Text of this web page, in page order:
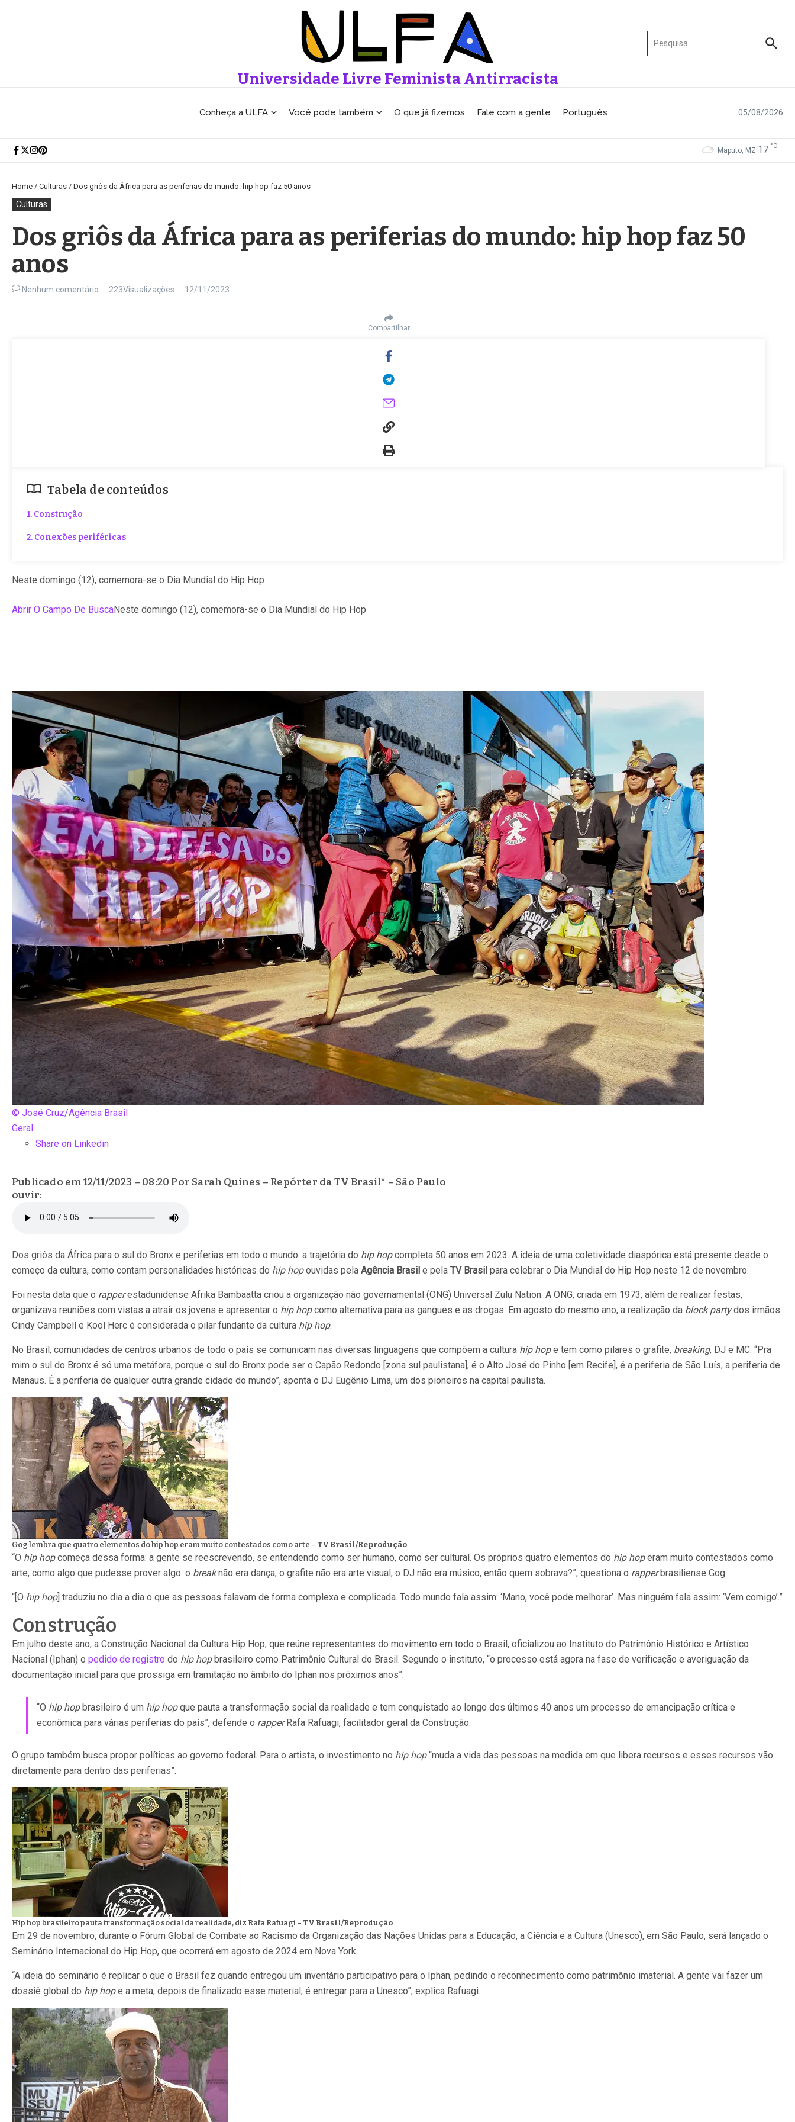
Universidade Livre Feminista Antirracista
Conheça a ULFA Você pode também O que já fizemos Fale com a gente Português 05/08/2026
Maputo, MZ 17 °C
Home / Culturas / Dos griôs da África para as periferias do mundo: hip hop faz 50 anos
Culturas
Dos griôs da África para as periferias do mundo: hip hop faz 50
anos
Nenhum comentário 223Visualizações 12/11/2023
Compartilhar
Tabela de conteúdos
1. Construção
2. Conexões periféricas
Neste domingo (12), comemora-se o Dia Mundial do Hip Hop
Abrir O Campo De BuscaNeste domingo (12), comemora-se o Dia Mundial do Hip Hop
© José Cruz/Agência Brasil
Geral
Share on Linkedin
Publicado em 12/11/2023 – 08:20 Por Sarah Quines – Repórter da TV Brasil* – São Paulo
ouvir:
Dos griôs da África para o sul do Bronx e periferias em todo o mundo: a trajetória do hip hopcompleta 50 anos em 2023. A ideia de uma coletividade diaspórica está presente desde o
começo da cultura, como contam personalidades históricas do hip hopouvidas pela Agência Brasil e pela TV Brasil para celebrar o Dia Mundial do Hip Hop neste 12 de novembro.
Foi nesta data que o rapperestadunidense Afrika Bambaatta criou a organização não governamental (ONG) Universal Zulu Nation. A ONG, criada em 1973, além de realizar festas,
organizava reuniões com vistas a atrair os jovens e apresentar o hip hopcomo alternativa para as gangues e as drogas. Em agosto do mesmo ano, a realização da block partydos irmãos
Cindy Campbell e Kool Herc é considerada o pilar fundante da cultura hip hop.
No Brasil, comunidades de centros urbanos de todo o país se comunicam nas diversas linguagens que compõem a cultura hip hope tem como pilares o grafite, breaking, DJ e MC. “Pra
mim o sul do Bronx é só uma metáfora, porque o sul do Bronx pode ser o Capão Redondo [zona sul paulistana], é o Alto José do Pinho [em Recife], é a periferia de São Luís, a periferia de
Manaus. É a periferia de qualquer outra grande cidade do mundo”, aponta o DJ Eugênio Lima, um dos pioneiros na capital paulista.
Gog lembra que quatro elementos do hip hop eram muito contestados como arte – TV Brasil/Reprodução
“O hip hopcomeça dessa forma: a gente se reescrevendo, se entendendo como ser humano, como ser cultural. Os próprios quatro elementos do hip hoperam muito contestados como
arte, como algo que pudesse prover algo: o breaknão era dança, o grafite não era arte visual, o DJ não era músico, então quem sobrava?”, questiona o rapperbrasiliense Gog.
“[O hip hop] traduziu no dia a dia o que as pessoas falavam de forma complexa e complicada. Todo mundo fala assim: ‘Mano, você pode melhorar’. Mas ninguém fala assim: ‘Vem comigo’.”
Construção
Em julho deste ano, a Construção Nacional da Cultura Hip Hop, que reúne representantes do movimento em todo o Brasil, oficializou ao Instituto do Patrimônio Histórico e Artístico
Nacional (Iphan) o pedido de registro do hip hopbrasileiro como Patrimônio Cultural do Brasil. Segundo o instituto, “o processo está agora na fase de verificação e averiguação da
documentação inicial para que prossiga em tramitação no âmbito do Iphan nos próximos anos”.
“O hip hopbrasileiro é um hip hopque pauta a transformação social da realidade e tem conquistado ao longo dos últimos 40 anos um processo de emancipação crítica e
econômica para várias periferias do país”, defende o rapperRafa Rafuagi, facilitador geral da Construção.
O grupo também busca propor políticas ao governo federal. Para o artista, o investimento no hip hop“muda a vida das pessoas na medida em que libera recursos e esses recursos vão
diretamente para dentro das periferias”.
Hip hop brasileiro pauta transformação social da realidade, diz Rafa Rafuagi – TV Brasil/Reprodução
Em 29 de novembro, durante o Fórum Global de Combate ao Racismo da Organização das Nações Unidas para a Educação, a Ciência e a Cultura (Unesco), em São Paulo, será lançado o
Seminário Internacional do Hip Hop, que ocorrerá em agosto de 2024 em Nova York.
“A ideia do seminário é replicar o que o Brasil fez quando entregou um inventário participativo para o Iphan, pedindo o reconhecimento como patrimônio imaterial. A gente vai fazer um
dossiê global do hip hope a meta, depois de finalizado esse material, é entregar para a Unesco”, explica Rafuagi.